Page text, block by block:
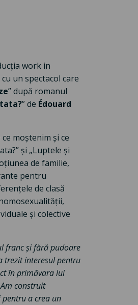
work in
un spectacol care
” după romanul
” de Édouard
moștenim și ce
și „Luptele și
de familie,
pentru
de clasă
și colective
franc și fără pudoare
trezit interesul pentru
în primăvara lui
construit
a crea un